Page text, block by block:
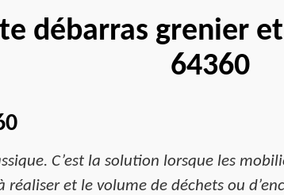
débarras grenier
64360
C’est la solution lorsque les
et le volume de déchets ou